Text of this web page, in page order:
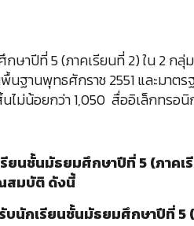
ปีที่ 5 (ภาคเรียนที่ 2) ใน 2 กลุ่ม
ฐานพุทธศักราช 2551 และมาตร
ม่น้อยกว่า 1,050 สื่ออิเล็กทรอ
ชั้นมัธยมศึกษาปีที่ 5 (ภาคเรี
ณสมบัติ ดังนี้
กเรียนชั้นมัธยมศึกษาปีที่ 5 (